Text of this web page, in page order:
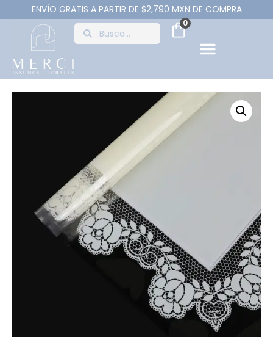
ENVÍO GRATIS A PARTIR DE $2,790 MXN DE COMPRA
0